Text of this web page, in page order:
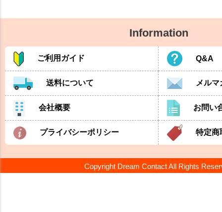
Information
ご利用ガイド Q&A
送料について メル
会社概要 お問い
プライバシーポリシー 特定商
Copyright Dream Contact All Rights